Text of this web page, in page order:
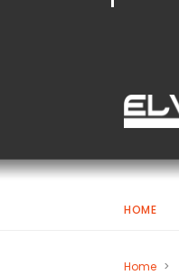
HOME
Home >